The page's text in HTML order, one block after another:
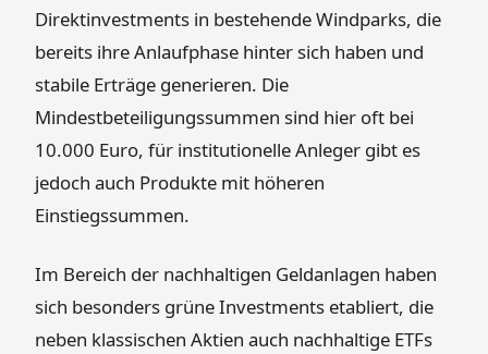
Direktinvestments in bestehende Windparks, die
bereits ihre Anlaufphase hinter sich haben und
stabile Erträge generieren. Die
Mindestbeteiligungssummen sind hier oft bei
10.000 Euro, für institutionelle Anleger gibt es
jedoch auch Produkte mit höheren
Einstiegssummen.
Im Bereich der nachhaltigen Geldanlagen haben
sich besonders grüne Investments etabliert, die
neben klassischen Aktien auch nachhaltige ETFs